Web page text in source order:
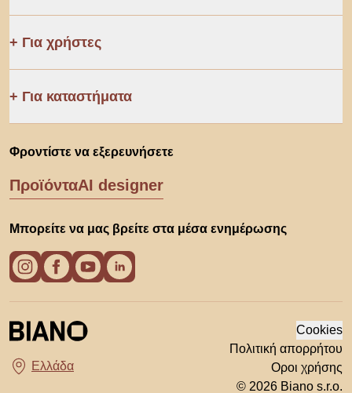
Για χρήστες
Για καταστήματα
Φροντίστε να εξερευνήσετε
ΠροϊόνταAI designer
Μπορείτε να μας βρείτε στα μέσα ενημέρωσης
Διάλεξε χώρα
Cookies
Πολιτική απορρήτου
Οροι χρήσης
© 2026 Biano s.r.o.